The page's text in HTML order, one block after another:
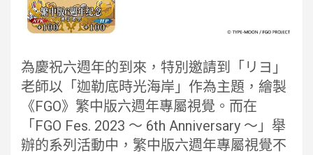
為慶祝六週年的到來，特別邀請到「リヨ」
老師以「迦勒底時光海岸」作為主題，繪製
《FGO》繁中版六週年專屬視覺。而在
「FGO Fes. 2023 ～ 6th Anniversary ～」舉
辦的系列活動中，繁中版六週年專屬視覺不